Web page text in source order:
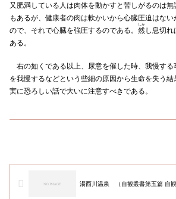
又肥満している人は肉体を動かすと苦しがるのは
もあるが、健康者の肉は軟かいから心臓圧迫はな
ので、それで心臓を強圧するのである。 然
しか
し息切れ
ある。
右の如くである以上、尿意を催した時、我慢する
を我慢するなどという些細の原因から生命を失う結
実に恐ろしい話で大いに注意すべきである。
湯西川温泉 （自観叢書第五篇 自